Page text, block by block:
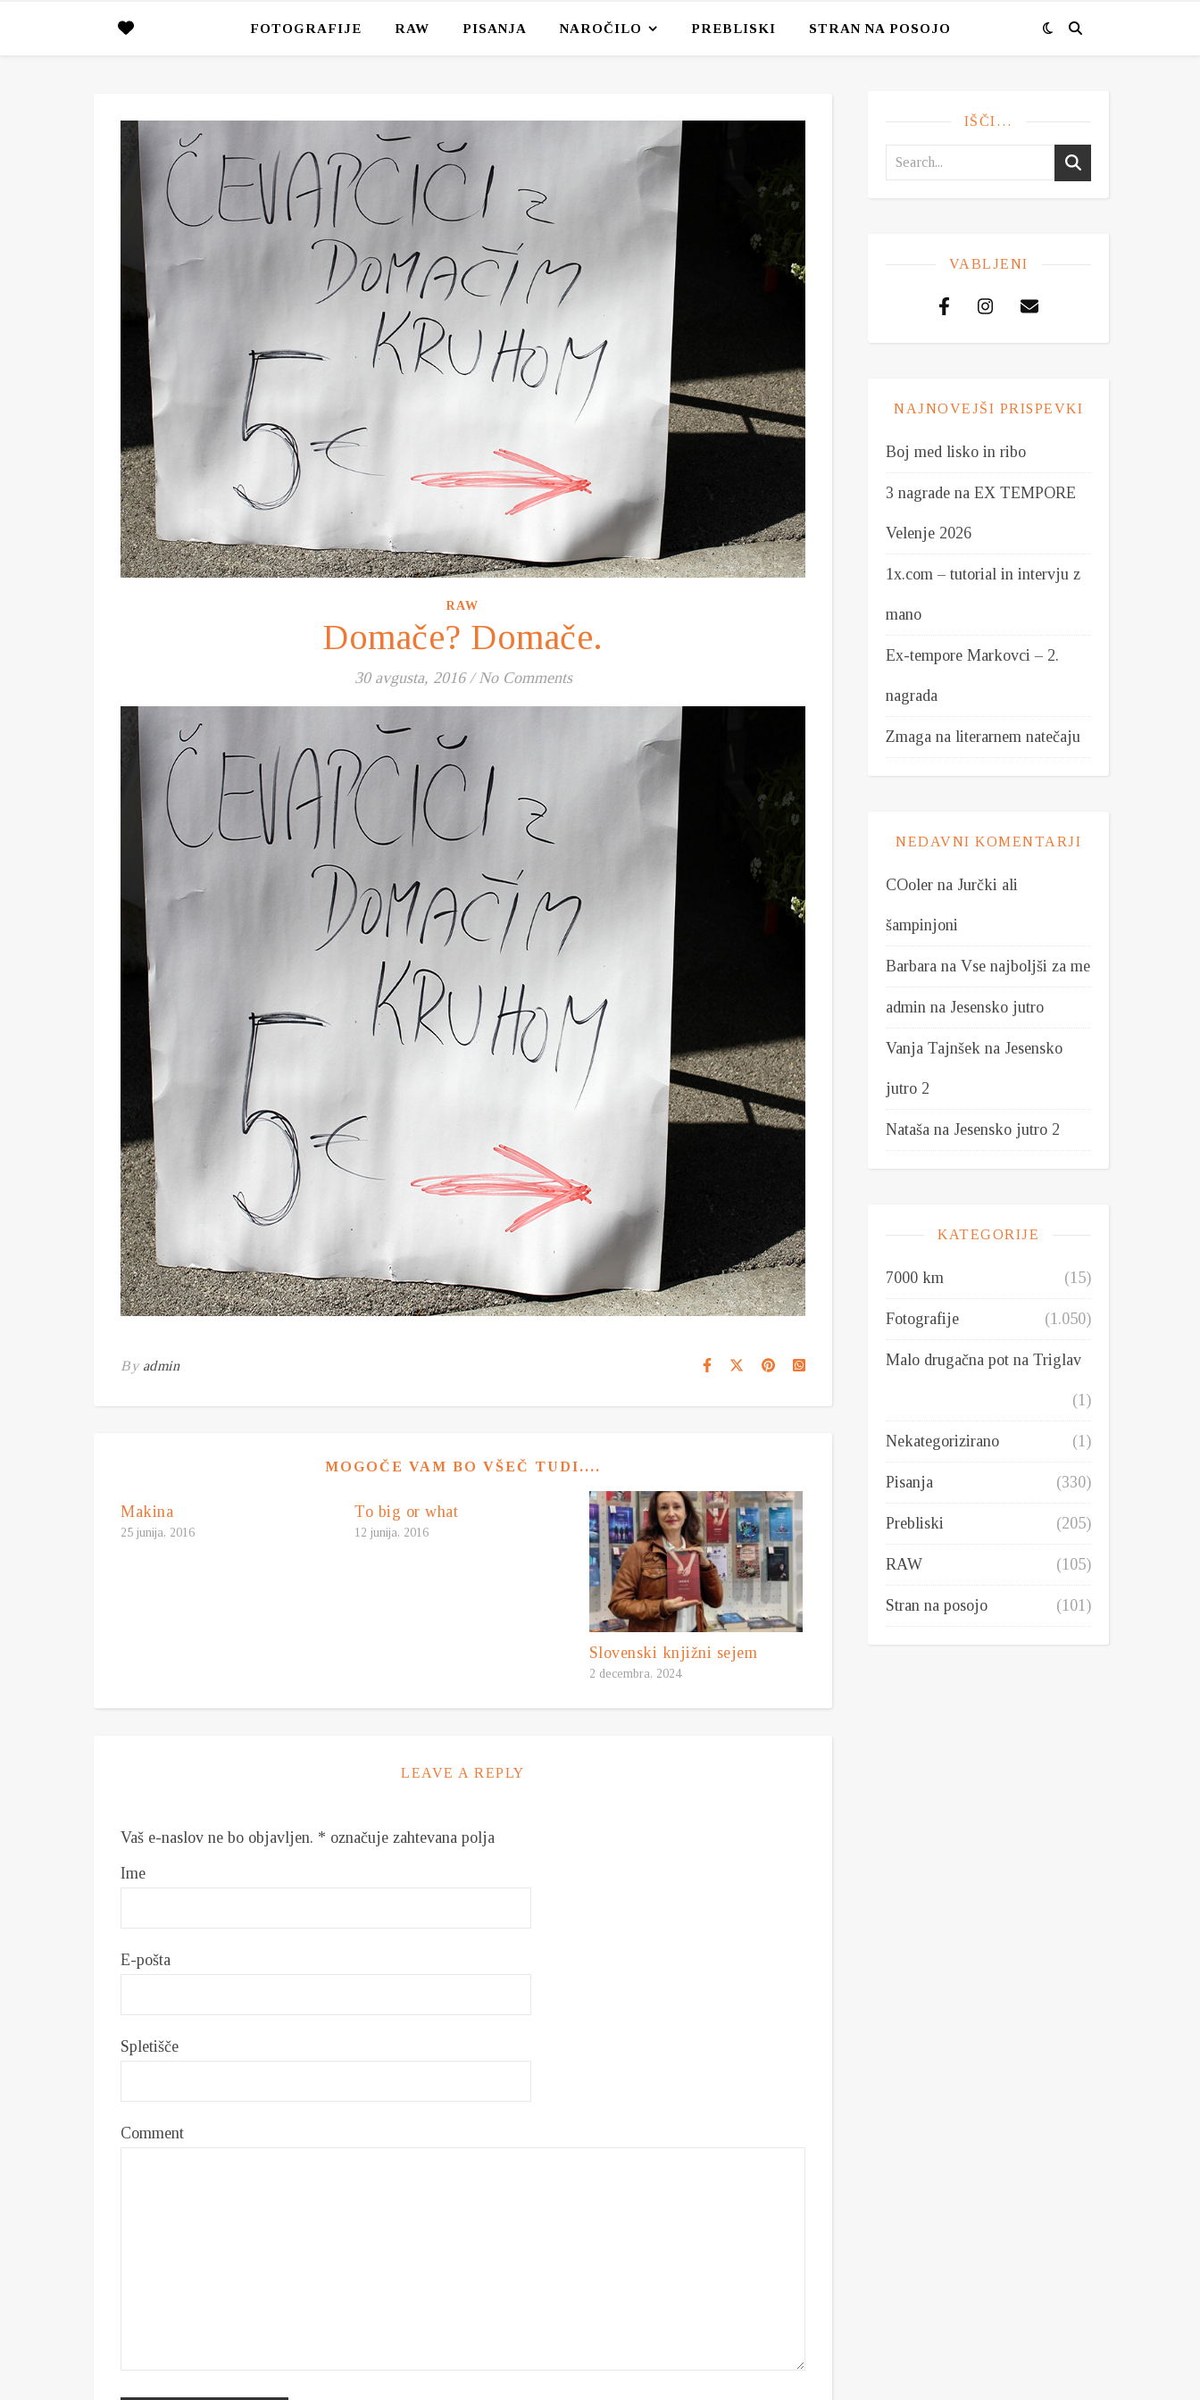
FOTOGRAFIJE RAW PISANJA NAROČILO PREBLISKI STRAN NA POSOJO
RAW
Domače? Domače.
30 avgusta, 2016 / No Comments
By admin
MOGOČE VAM BO VŠEČ TUDI....
Makina
25 junija, 2016
To big or what
12 junija, 2016
Slovenski knjižni sejem
2 decembra, 2024
LEAVE A REPLY
Vaš e-naslov ne bo objavljen. * označuje zahtevana polja
Ime
E-pošta
Spletišče
Comment
IŠČI…
VABLJENI
NAJNOVEJŠI PRISPEVKI
Boj med lisko in ribo
3 nagrade na EX TEMPORE
Velenje 2026
1x.com – tutorial in intervju z
mano
Ex-tempore Markovci – 2.
nagrada
Zmaga na literarnem natečaju
NEDAVNI KOMENTARJI
COoler na Jurčki ali
šampinjoni
Barbara na Vse najboljši za me
admin na Jesensko jutro
Vanja Tajnšek na Jesensko
jutro 2
Nataša na Jesensko jutro 2
KATEGORIJE
7000 km (15)
Fotografije (1.050)
Malo drugačna pot na Triglav
(1)
Nekategorizirano (1)
Pisanja (330)
Prebliski (205)
RAW (105)
Stran na posojo (101)